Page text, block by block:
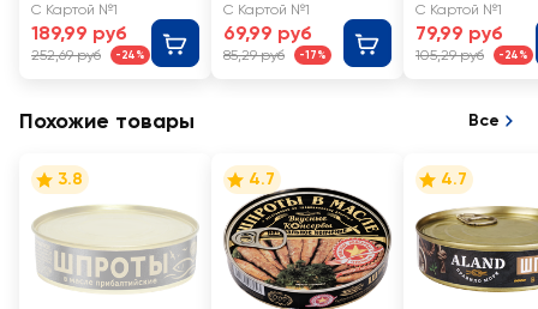
С Картой №1
189,99 руб
252,69 руб -24%
С Картой №1
69,99 руб
85,29 руб -17%
С Картой №1
79,99 руб
105,29 руб -24%
Похожие товары Все
3.8 4.7 4.7